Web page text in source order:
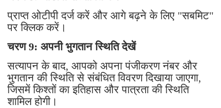
प्राप्त ओटीपी दर्ज करें और आगे बढ़ने के लिए "सबमिट"
पर क्लिक करें।
चरण 9: अपनी भुगतान स्थिति देखें
सत्यापन के बाद, आपको अपना पंजीकरण नंबर और
भुगतान की स्थिति से संबंधित विवरण दिखाया जाएगा,
जिसमें किश्तों का इतिहास और पात्रता की स्थिति
शामिल होगी।